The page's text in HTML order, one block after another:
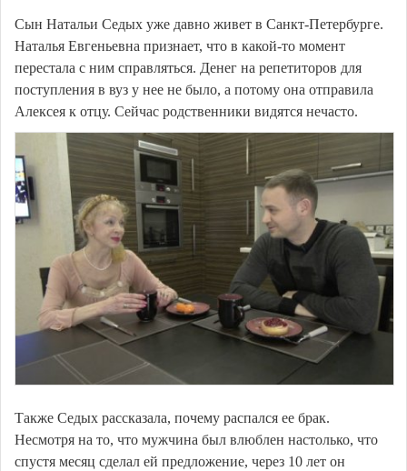
Сын Натальи Седых уже давно живет в Санкт-Петербурге.
Наталья Евгеньевна признает, что в какой-то момент
перестала с ним справляться. Денег на репетиторов для
поступления в вуз у нее не было, а потому она отправила
Алексея к отцу. Сейчас родственники видятся нечасто.
Также Седых рассказала, почему распался ее брак.
Несмотря на то, что мужчина был влюблен настолько, что
спустя месяц сделал ей предложение, через 10 лет он